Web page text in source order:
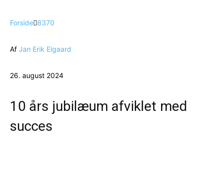
Forside 8370
Af Jan Erik Elgaard
26. august 2024
10 års jubilæum afviklet med
succes